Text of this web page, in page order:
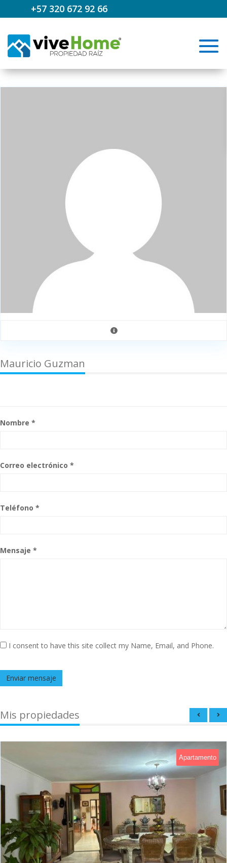
+57 320 672 92 66
Mauricio Guzman
Nombre *
Correo electrónico *
Teléfono *
Mensaje *
I consent to have this site collect my Name, Email, and Phone.
Enviar mensaje
Mis propiedades
Apartamento